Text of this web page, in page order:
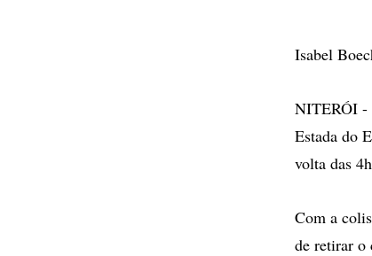
Isabel
NITERÓI -
Estada do
volta das
Com a
de retirar o